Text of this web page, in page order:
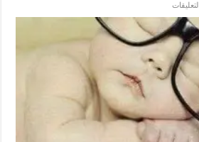
التعليقات
is
up
to
مغلقة